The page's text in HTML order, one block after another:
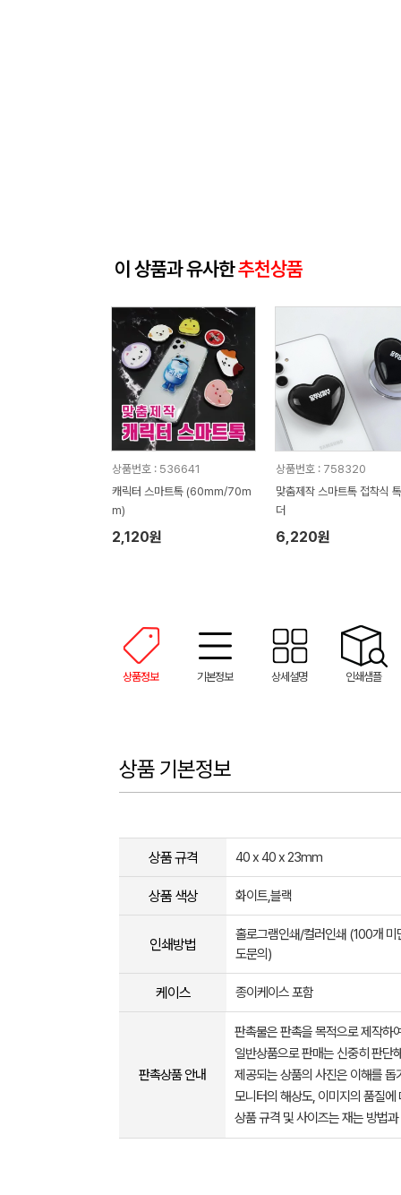
이 상품과 유사한추천상품
상품번호 : 536641
캐릭터 스마트톡 (60mm/70m
m)
2,120원
상품번호 : 758320
맞춤제작 스마트톡 접착식
더
6,220원
상품정보 기본정보 상세설명 인쇄샘플
상품 기본정보
상품 규격 40 x 40 x 23mm
상품 색상 화이트,블랙
인쇄방법
홀로그램인쇄/컬러인쇄 (100개 미
도문의)
케이스 종이케이스 포함
판촉상품 안내
판촉물은 판촉을 목적으로 제작하
일반상품으로 판매는 신중히 판단
제공되는 상품의 사진은 이해를
모니터의 해상도, 이미지의 품질
상품 규격 및 사이즈는 재는 방법